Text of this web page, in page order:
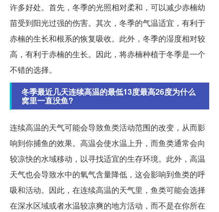
许多好处。首先，冬季的光照相对柔和，可以减少赤楠幼
苗受到阳光过强的伤害。其次，冬季的气温适宜，有利于
赤楠的生长和根系的恢复吸收。此外，冬季的湿度相对较
高，有利于赤楠的生长。因此，将赤楠种植于冬季是一个
不错的选择。
冬季最近几天连续高温的最低13度最高26度为什么
窝里一直没鱼?
连续高温的天气可能会导致鱼类活动范围的改变，从而影
响到你捕鱼的效果。高温会使水温上升，而鱼类通常会向
较凉快的水域移动，以寻找适宜的生存环境。此外，高温
天气也会导致水中的氧气含量降低，这会影响到鱼类的呼
吸和活动。因此，在连续高温的天气里，鱼类可能会选择
在深水区域或者水温较凉爽的地方活动，而不是在你所在